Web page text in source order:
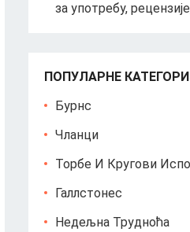
за употребу,
ПОПУЛАРНЕ
Бурнс
Чланци
Торбе И Кругови
Галлстонес
Недељна Трудноћа